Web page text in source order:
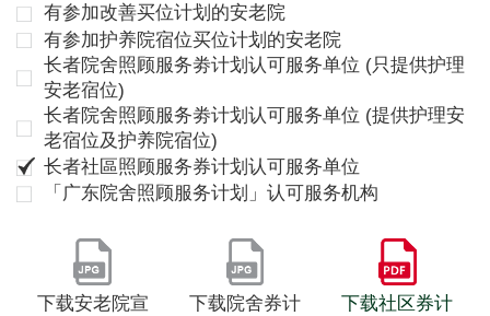
有参加改善买位计划的安老院
有参加护养院宿位买位计划的安老院
长者院舍照顾服务劵计划认可服务单位 (只提供护理
安老宿位)
长者院舍照顾服务劵计划认可服务单位 (提供护理安
老宿位及护养院宿位)
长者社區照顾服务券计划认可服务单位
「广东院舍照顾服务计划」认可服务机构
下载安老院宣
下载院舍券计
下载社区券计